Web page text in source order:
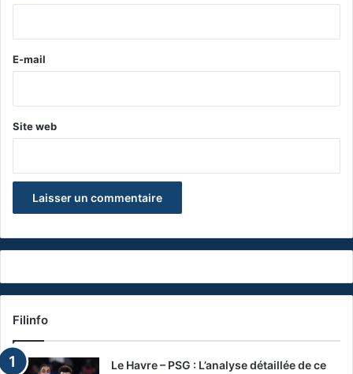
e
E-mail
Site web
Filinfo
Le Havre – PSG : L’analyse détaillée de ce